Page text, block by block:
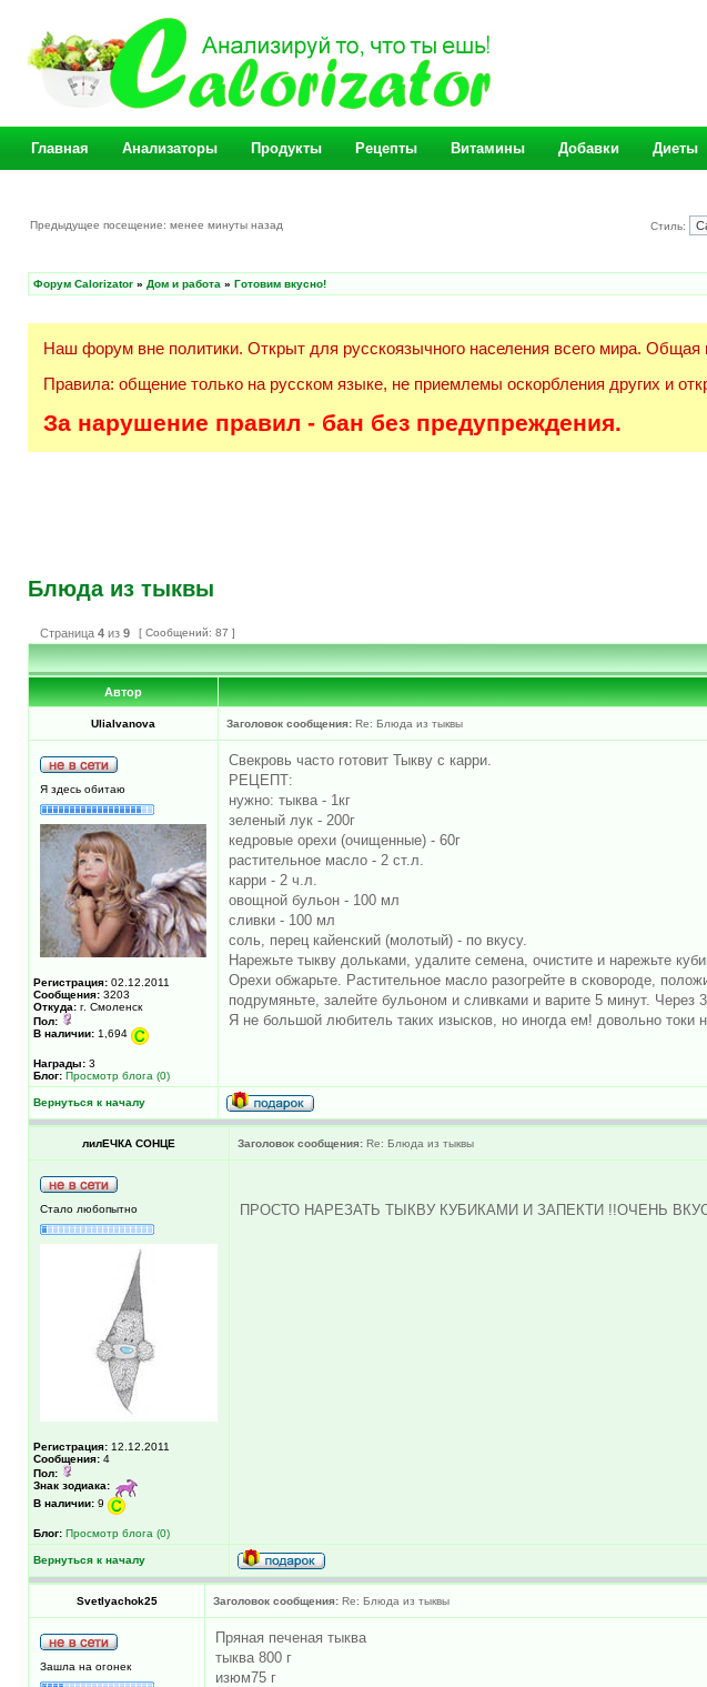
Главная Анализаторы Продукты Рецепты Витамины Добавки Диеты
Предыдущее посещение: менее минуты назад Стиль:
Форум Calorizator » Дом и работа » Готовим вкусно!
Наш форум вне политики. Открыт для русскоязычного населения всего мира.
Правила: общение только на русском языке, не приемлемы оскорбления других и
За нарушение правил - бан без предупреждения.
Блюда из тыквы
Страница 4 из 9 [ Сообщений: 87 ]
Автор
UliaIvanova Заголовок сообщения: Re: Блюда из тыквы
Я здесь обитаю
Регистрация: 02.12.2011
Сообщения: 3203
Откуда: г. Смоленск
Пол:
В наличии: 1,694
Награды: 3
Блог: Просмотр блога (0)
Свекровь часто готовит Тыкву с карри.
РЕЦЕПТ:
нужно: тыква - 1кг
зеленый лук - 200г
кедровые орехи (очищенные) - 60г
растительное масло - 2 ст.л.
карри - 2 ч.л.
овощной бульон - 100 мл
сливки - 100 мл
соль, перец кайенский (молотый) - по вкусу.
Нарежьте тыкву дольками, удалите семена, очистите и нарежьте
Орехи обжарьте. Растительное масло разогрейте в сковороде,
подрумяньте, залейте бульоном и сливками и варите 5 минут.
Я не большой любитель таких изысков, но иногда ем! довольно токи
Вернуться к началу
лилЕЧКА СОНЦЕ Заголовок сообщения: Re: Блюда из тыквы
Стало любопытно
Регистрация: 12.12.2011
Сообщения: 4
Пол:
Знак зодиака:
В наличии: 9
Блог: Просмотр блога (0)
ПРОСТО НАРЕЗАТЬ ТЫКВУ КУБИКАМИ И ЗАПЕКТИ !!ОЧЕНЬ
Вернуться к началу
Svetlyachok25 Заголовок сообщения: Re: Блюда из тыквы
Зашла на огонек
Пряная печеная тыква
тыква 800 г
изюм75 г